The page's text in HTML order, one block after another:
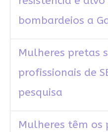
bombardeios a
Mulheres pretas
profissionais de
pesquisa
Mulheres têm os